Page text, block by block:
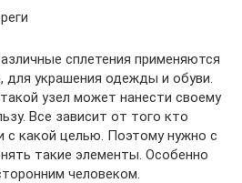
сплетения применяются
для украшения одежды и обуви.
узел может нанести своему
Все зависит от того кто
с какой целью. Поэтому нужно с
такие элементы. Особенно
человеком.